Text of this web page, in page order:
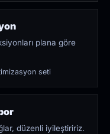
plana göre
seti
düzenli iyileştiririz.